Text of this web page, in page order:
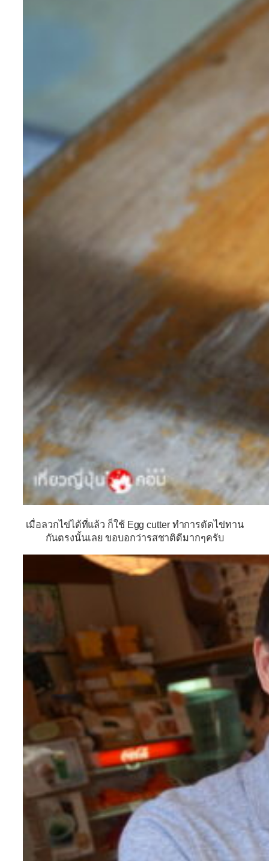
เมื่อลวกไข่ได้ที่แล้ว ก็ใช้ Egg cutter ทำการตัดไข่ทาน
กันตรงนั้นเลย ขอบอกว่ารสชาติดีมากๆครับ